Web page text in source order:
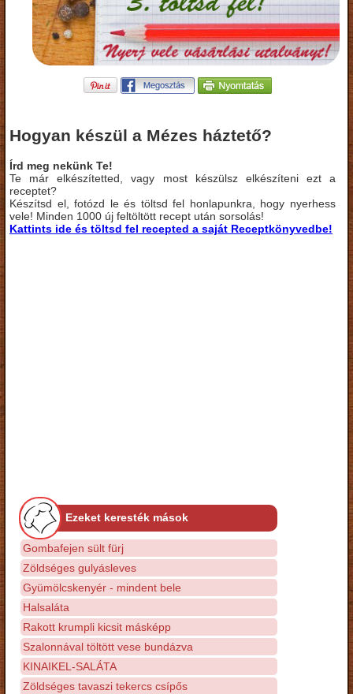
Hogyan készül a Mézes háztető?
Írd meg nekünk Te!
Te már elkészítetted, vagy most készülsz elkészíteni ezt a
receptet?
Készítsd el, fotózd le és töltsd fel honlapunkra, hogy nyerhess
vele! Minden 1000 új feltöltött recept után sorsolás!
Kattints ide és töltsd fel recepted a saját Receptkönyvedbe!
Ezeket keresték mások
Gombafejen sült fürj
Zöldséges gulyásleves
Gyümölcskenyér - mindent bele
Halsaláta
Rakott krumpli kicsit másképp
Szalonnával töltött vese bundázva
KINAIKEL-SALÁTA
Zöldséges tavaszi tekercs csípős